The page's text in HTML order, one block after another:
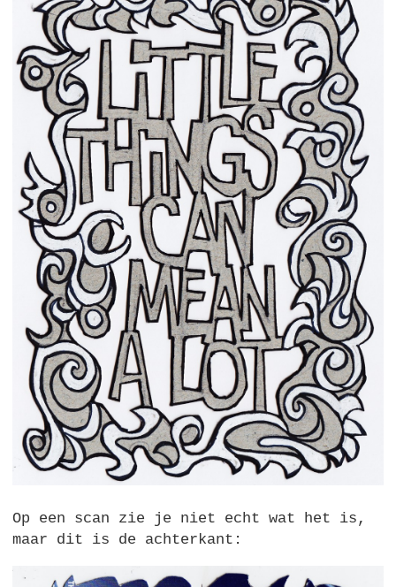
Op een scan zie je niet echt wat het is,
maar dit is de achterkant: